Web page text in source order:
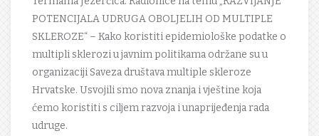
POTENCIJALA UDRUGA OBOLJELIH OD MULTIPLE
SKLEROZE“ – Kako koristiti epidemiološke podatke o
multipli sklerozi u javnim politikama održane su u
organizaciji Saveza društava multiple skleroze
Hrvatske. Usvojili smo nova znanja i vještine koja
ćemo koristiti s ciljem razvoja i unaprijeđenja rada
udruge.